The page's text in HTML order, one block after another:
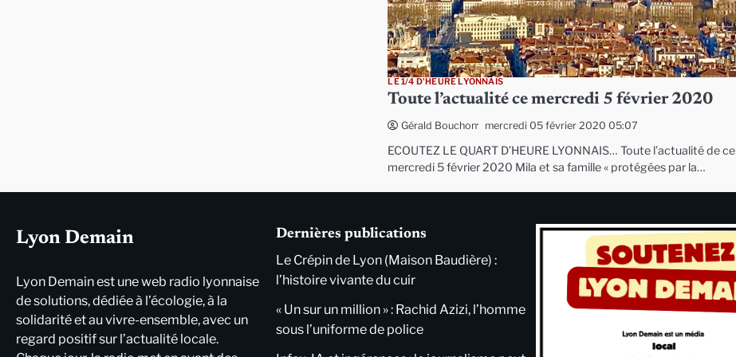
LE 1/4 D'HEURE LYONNAIS
Toute l’actualité ce mercredi 5 février 2020
Gérald Bouchon mercredi 05 février 2020 05:07
ECOUTEZ LE QUART D’HEURE LYONNAIS… Toute l’actualité de ce
mercredi 5 février 2020 Mila et sa famille « protégées par la…
Lyon Demain
Lyon Demain est une web radio lyonnaise
de solutions, dédiée à l’écologie, à la
solidarité et au vivre-ensemble, avec un
regard positif sur l’actualité locale.
Dernières publications
Le Crépin de Lyon (Maison Baudière) :
l’histoire vivante du cuir
« Un sur un million » : Rachid Azizi, l’homme
sous l’uniforme de police